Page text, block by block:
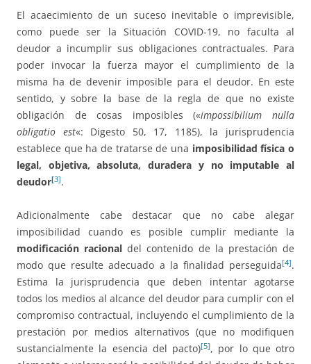
El acaecimiento de un suceso inevitable o imprevisible,
como puede ser la Situación COVID-19, no faculta al
deudor a incumplir sus obligaciones contractuales. Para
poder invocar la fuerza mayor el cumplimiento de la
misma ha de devenir imposible para el deudor. En este
sentido, y sobre la base de la regla de que no existe
obligación de cosas imposibles («impossibilium nulla
obligatio est«: Digesto 50, 17, 1185), la jurisprudencia
establece que ha de tratarse de una imposibilidad física o
legal, objetiva, absoluta, duradera y no imputable al
deudor[3].
Adicionalmente cabe destacar que no cabe alegar
imposibilidad cuando es posible cumplir mediante la
modificación racional del contenido de la prestación de
modo que resulte adecuado a la finalidad perseguida[4].
Estima la jurisprudencia que deben intentar agotarse
todos los medios al alcance del deudor para cumplir con el
compromiso contractual, incluyendo el cumplimiento de la
prestación por medios alternativos (que no modifiquen
sustancialmente la esencia del pacto)[5], por lo que otro